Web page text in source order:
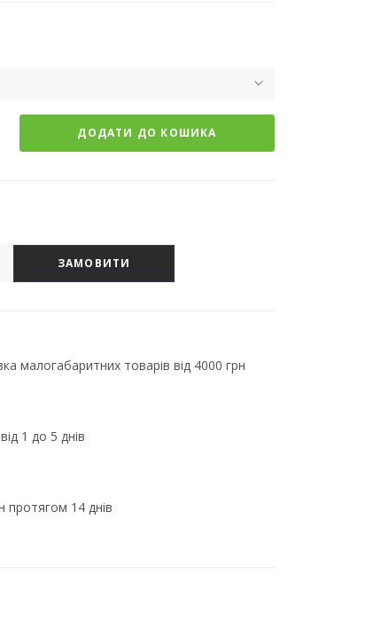
ДОДАТИ ДО КОШИКА
ЗАМОВИТИ
малогабаритних товарів від 4000 грн
1 до 5 днів
протягом 14 днів